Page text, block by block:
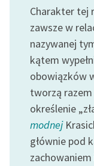
Charakter tej
zawsze w
nazywanej
kątem
obowiązków
tworzą
określenie
modnej
głównie pod